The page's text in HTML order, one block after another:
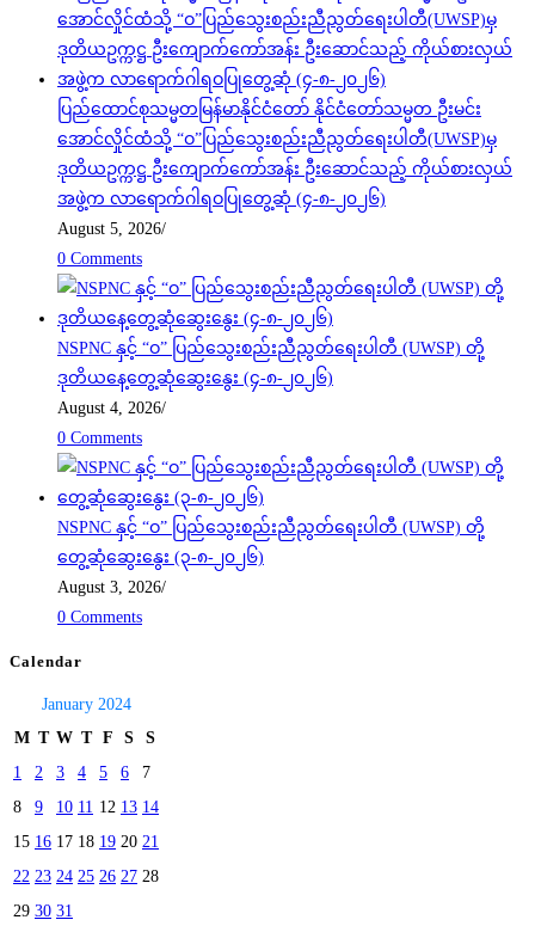
ပြည်ထောင်စုသမ္မတမြန်မာနိုင်ငံတော် နိုင်ငံတော်သမ္မတ ဦးမင်း
အောင်လှိုင်ထံသို့ “ဝ”ပြည်သွေးစည်းညီညွတ်ရေးပါတီ(UWSP)မှ
ဒုတိယဥက္ကဋ္ဌ ဦးကျောက်ကော်အန်း ဦးဆောင်သည့် ကိုယ်စားလှယ်
အဖွဲ့က လာရောက်ဂါရဝပြုတွေ့ဆုံ (၄-၈-၂၀၂၆)
August 5, 2026/
0 Comments
NSPNC နှင့် “ဝ” ပြည်သွေးစည်းညီညွတ်ရေးပါတီ (UWSP) တို့
ဒုတိယနေ့တွေ့ဆုံဆွေးနွေး (၄-၈-၂၀၂၆)
August 4, 2026/
0 Comments
NSPNC နှင့် “ဝ” ပြည်သွေးစည်းညီညွတ်ရေးပါတီ (UWSP) တို့
တွေ့ဆုံဆွေးနွေး (၃-၈-၂၀၂၆)
August 3, 2026/
0 Comments
Calendar
January 2024
M T W T F S
S
1
2 3 4 5 6
7
8
9 10 11 12 13 14
15 16 17 18 19 20 21
22 23 24 25 26 27 28
29 30 31